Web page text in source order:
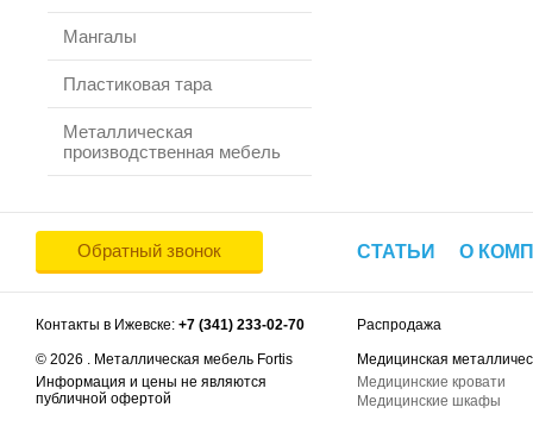
Мангалы
Пластиковая тара
Металлическая
производственная мебель
Обратный звонок СТАТЬИ О
Контакты в Ижевске: +7 (341) 233-02-70
© 2026 . Металлическая мебель Fortis
Информация и цены не являются
публичной офертой
Распродажа
Медицинская
Медицинские кровати
Медицинские шкафы